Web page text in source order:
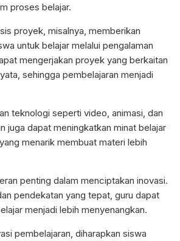
proses belajar.
proyek, misalnya, memberikan
untuk belajar melalui pengalaman
mengerjakan proyek yang berkaitan
sehingga pembelajaran menjadi
teknologi seperti video, animasi, dan
juga dapat meningkatkan minat belajar
menarik membuat materi lebih
penting dalam menciptakan inovasi.
pendekatan yang tepat, guru dapat
menjadi lebih menyenangkan.
pembelajaran, diharapkan siswa